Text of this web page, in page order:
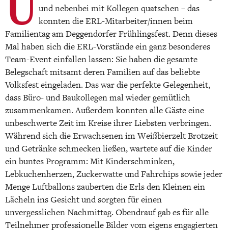
und nebenbei mit Kollegen quatschen – das
konnten die ERL-Mitarbeiter/innen beim
Familientag am Deggendorfer Frühlingsfest. Denn dieses
Mal haben sich die ERL-Vorstände ein ganz besonderes
Team-Event einfallen lassen: Sie haben die gesamte
Belegschaft mitsamt deren Familien auf das beliebte
Volksfest eingeladen. Das war die perfekte Gelegenheit,
dass Büro- und Baukollegen mal wieder gemütlich
zusammenkamen. Außerdem konnten alle Gäste eine
unbeschwerte Zeit im Kreise ihrer Liebsten verbringen.
Während sich die Erwachsenen im Weißbierzelt Brotzeit
und Getränke schmecken ließen, wartete auf die Kinder
ein buntes Programm: Mit Kinderschminken,
Lebkuchenherzen, Zuckerwatte und Fahrchips sowie jeder
Menge Luftballons zauberten die Erls den Kleinen ein
Lächeln ins Gesicht und sorgten für einen
unvergesslichen Nachmittag. Obendrauf gab es für alle
Teilnehmer professionelle Bilder vom eigens engagierten